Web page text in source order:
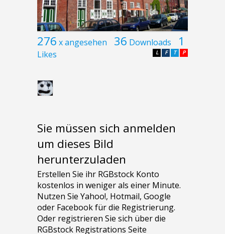
276 x angesehen 36 Downloads 1
Likes P
T
F
L
Sie müssen sich anmelden
um dieses Bild
herunterzuladen